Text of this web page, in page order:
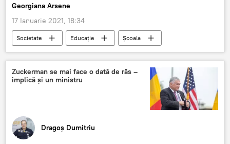
Georgiana Arsene
17 Ianuarie 2021, 18:34
Societate Educație
Școala
COVID-19
Zuckerman se mai face o dată de râs –
implică și un ministru
Dragoș Dumitriu